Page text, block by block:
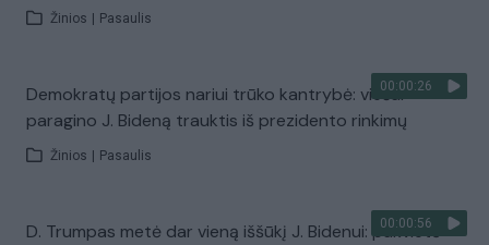
Žinios Pasaulis
00:00:26
Demokratų partijos nariui trūko kantrybė: viešai
paragino J. Bideną trauktis iš prezidento rinkimų
Žinios Pasaulis
00:00:56
D. Trumpas metė dar vieną iššūkį J. Bidenui: pakvietė